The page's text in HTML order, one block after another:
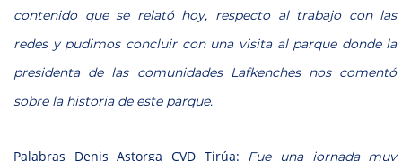
contenido que se relató hoy, respecto al trabajo con las
redes y pudimos concluir con una visita al parque donde la
presidenta de las comunidades Lafkenches nos comentó
sobre la historia de este parque.
Palabras Denis Astorga CVD Tirúa: Fue una jornada muy